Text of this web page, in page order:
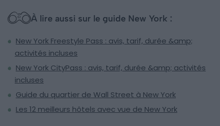
À lire aussi sur le guide New York :
New York Freestyle Pass : avis, tarif, durée &amp;
activités incluses
New York CityPass : avis, tarif, durée &amp; activités
incluses
Guide du quartier de Wall Street à New York
Les 12 meilleurs hôtels avec vue de New York